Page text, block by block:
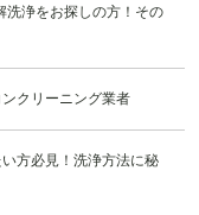
洗浄をお探しの方！その
クリーニング業者
方必見！洗浄方法に秘